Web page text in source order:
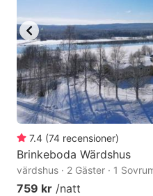
key
to
get
the
keyboard
shortcuts
for
changing
dates.
7.4 (74 recensioner)
Brinkeboda Wärdshus
värdshus · 2 Gäster · 1
759 kr /natt